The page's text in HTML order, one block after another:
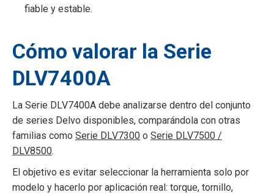
fiable y estable.
Cómo valorar la Serie
DLV7400A
La Serie DLV7400A debe analizarse dentro del conjunto
de series Delvo disponibles, comparándola con otras
familias como Serie DLV7300 o Serie DLV7500 /
DLV8500.
El objetivo es evitar seleccionar la herramienta solo por
modelo y hacerlo por aplicación real: torque, tornillo,